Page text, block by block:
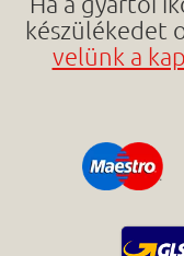
készülékedet
velünk a